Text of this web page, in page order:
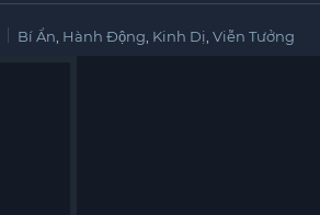
Bí Ẩn Hành Động Kinh Dị Viễn Tưởng